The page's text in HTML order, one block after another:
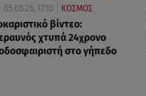
05.08.26, 17:10 ΚΟΣΜΟΣ
βίντεο:
χτυπά 24χρονο
στο γήπεδο